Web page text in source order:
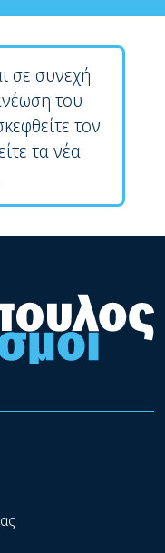
σε συνεχή
του
τον
τα νέα